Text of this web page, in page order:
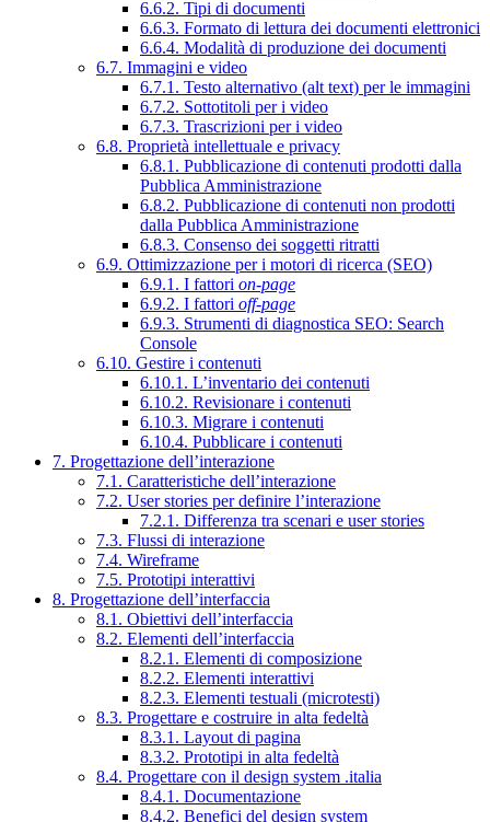
6.6.2. Tipi di documenti
6.6.3. Formato di lettura dei documenti elettronici
6.6.4. Modalità di produzione dei documenti
6.7. Immagini e video
6.7.1. Testo alternativo (alt text) per le immagini
6.7.2. Sottotitoli per i video
6.7.3. Trascrizioni per i video
6.8. Proprietà intellettuale e privacy
6.8.1. Pubblicazione di contenuti prodotti dalla
Pubblica Amministrazione
6.8.2. Pubblicazione di contenuti non prodotti
dalla Pubblica Amministrazione
6.8.3. Consenso dei soggetti ritratti
6.9. Ottimizzazione per i motori di ricerca (SEO)
6.9.1. I fattori on-page
6.9.2. I fattori off-page
6.9.3. Strumenti di diagnostica SEO: Search
Console
6.10. Gestire i contenuti
6.10.1. L’inventario dei contenuti
6.10.2. Revisionare i contenuti
6.10.3. Migrare i contenuti
6.10.4. Pubblicare i contenuti
7. Progettazione dell’interazione
7.1. Caratteristiche dell’interazione
7.2. User stories per definire l’interazione
7.2.1. Differenza tra scenari e user stories
7.3. Flussi di interazione
7.4. Wireframe
7.5. Prototipi interattivi
8. Progettazione dell’interfaccia
8.1. Obiettivi dell’interfaccia
8.2. Elementi dell’interfaccia
8.2.1. Elementi di composizione
8.2.2. Elementi interattivi
8.2.3. Elementi testuali (microtesti)
8.3. Progettare e costruire in alta fedeltà
8.3.1. Layout di pagina
8.3.2. Prototipi in alta fedeltà
8.4. Progettare con il design system .italia
8.4.1. Documentazione
8.4.2. Benefici del design system